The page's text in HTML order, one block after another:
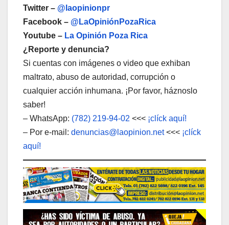
Twitter – @laopinionpr
Facebook – @LaOpiniónPozaRica
Youtube – La Opinión Poza Rica
¿Reporte y denuncia?
Si cuentas con imágenes o video que exhiban
maltrato, abuso de autoridad, corrupción o
cualquier acción inhumana. ¡Por favor, háznoslo
saber!
– WhatsApp: (782) 219-94-02 <<< ¡clíck aquí!
– Por e-mail: denuncias@laopinion.net<<< ¡clíck
aquí!